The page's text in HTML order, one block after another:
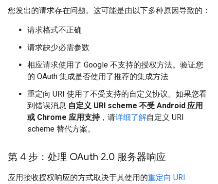
您发出的请求存在问题。这可能是由以下多种原因导致的：
请求格式不正确
请求缺少必需参数
相应请求使用了 Google 不支持的授权方法。验证您
的 OAuth 集成是否使用了推荐的集成方法
重定向 URI 使用了不受支持的自定义协议。如果您看
到错误消息 自定义 URI scheme 不受 Android 应用
或 Chrome 应用支持，请详细了解自定义 URI
scheme 替代方案。
第 4 步：处理 OAuth 2.0 服务器响应
应用接收授权响应的方式取决于其使用的重定向 URI